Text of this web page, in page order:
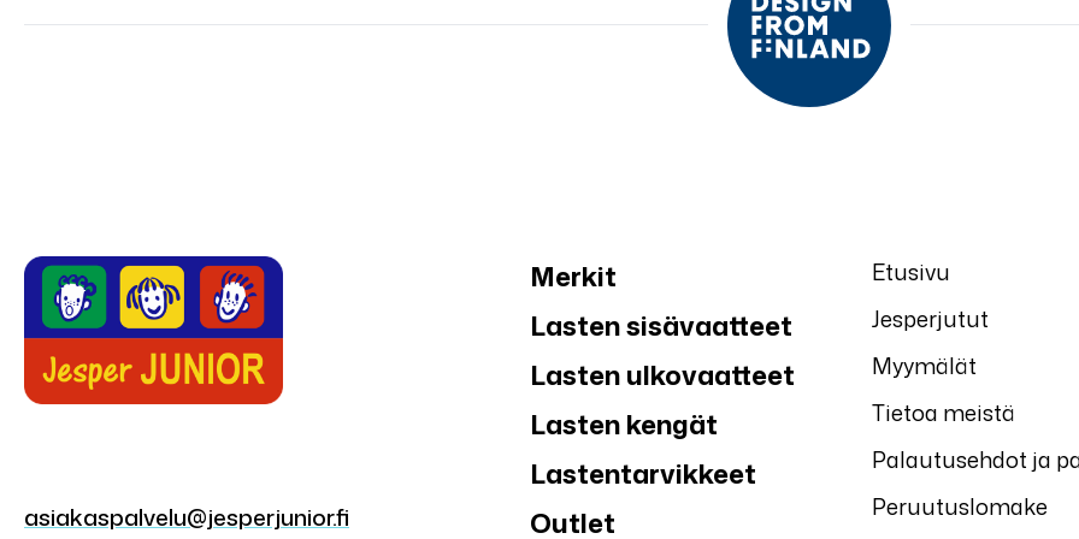
asiakaspalvelu@jesperjunior.fi
Merkit
Lasten sisävaatteet
Lasten ulkovaatteet
Lasten kengät
Lastentarvikkeet
Outlet
Etusivu
Jesperjutut
Myymälät
Tietoa meistä
Palautusehdot ja
Peruutuslomake